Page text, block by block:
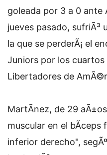
goleada por 3 a 0
jueves pasado, sufriÃ³
la que se perderÃ¡ el
Juniors por los cuartos
Libertadores de
MartÃ­nez, de 29
muscular en el bÃ­ceps
inferior derecho",